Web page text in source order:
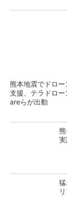
熊本地震でドロ
支援、テラドロ
areらが出動